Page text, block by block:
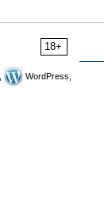
18+
WordPress,